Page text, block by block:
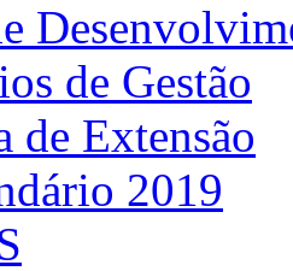
de Gestão
de Extensão
2019